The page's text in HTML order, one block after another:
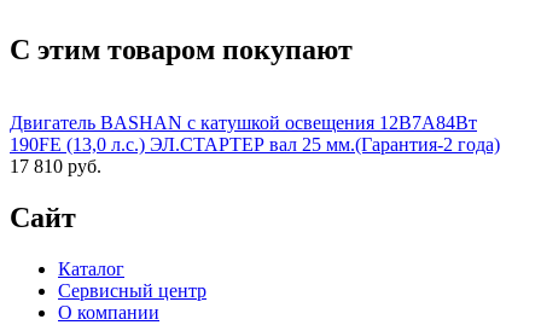
С этим товаром покупают
Двигатель BASHAN с катушкой освещения 12В7А84Вт
190FE (13,0 л.с.) ЭЛ.СТАРТЕР вал 25 мм.(Гарантия-2 года)
17 810 руб.
Сайт
Каталог
Сервисный центр
О компании